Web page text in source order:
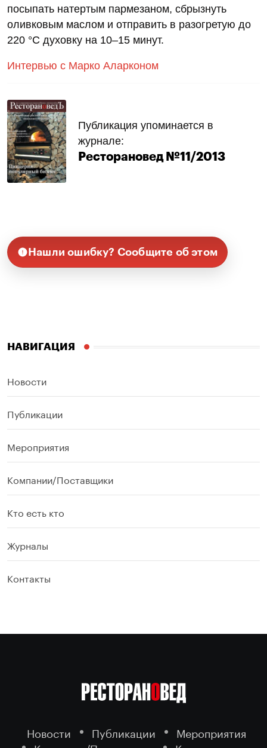
посыпать натертым пармезаном, сбрызнуть
оливковым маслом и отправить в разогретую до
220 °С духовку на 10–15 минут.
Интервью с Марко Аларконом
Публикация упоминается в
журнале:
Ресторановед №11/2013
Нашли ошибку? Сообщите об этом
НАВИГАЦИЯ
Новости
Публикации
Мероприятия
Компании/Поставщики
Кто есть кто
Журналы
Контакты
Новости Публикации
Мероприятия